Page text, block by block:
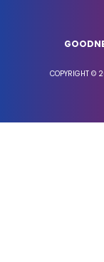
COPYRIGHT ©